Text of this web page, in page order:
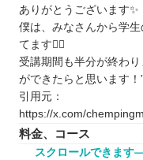
ありがとうございます✨
僕は、みなさんから学
てます🙇‍♂️
受講期間も半分が終わ
ができたらと思います！
引用元：
https://x.com/
料金、コース
スクロールできます